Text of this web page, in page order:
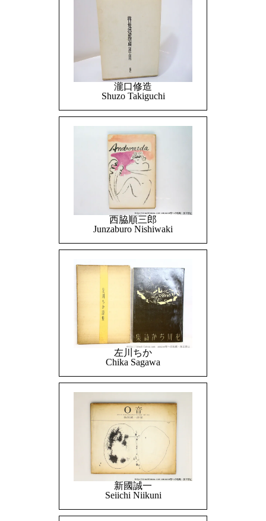
瀧口修造
Shuzo Takiguchi
西脇順三郎
Junzaburo Nishiwaki
左川ちか
Chika Sagawa
新國誠一
Seiichi Niikuni